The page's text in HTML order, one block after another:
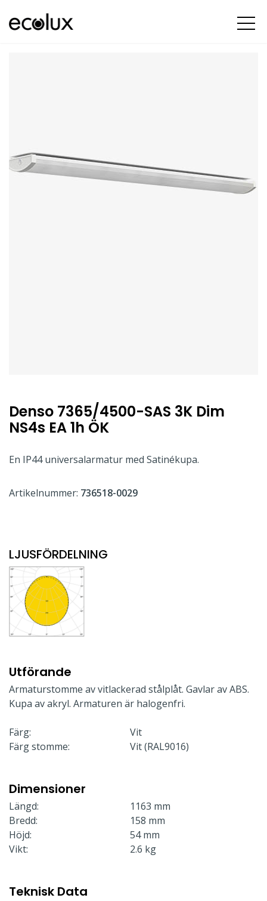
Denso 7365/4500-SAS 3K Dim
NS4s EA 1h ÖK
En IP44 universalarmatur med Satinékupa.
Artikelnummer: 736518-0029
LJUSFÖRDELNING
Utförande
Armaturstomme av vitlackerad stålplåt. Gavlar av ABS.
Kupa av akryl. Armaturen är halogenfri.
Färg:
Vit
Färg stomme:
Vit (RAL9016)
Dimensioner
Längd:
1163 mm
Bredd:
158 mm
Höjd:
54 mm
Vikt:
2.6 kg
Teknisk Data